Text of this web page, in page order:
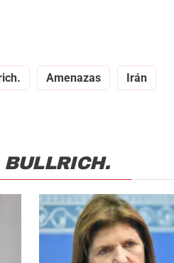
Amenazas Irán
BULLRICH.